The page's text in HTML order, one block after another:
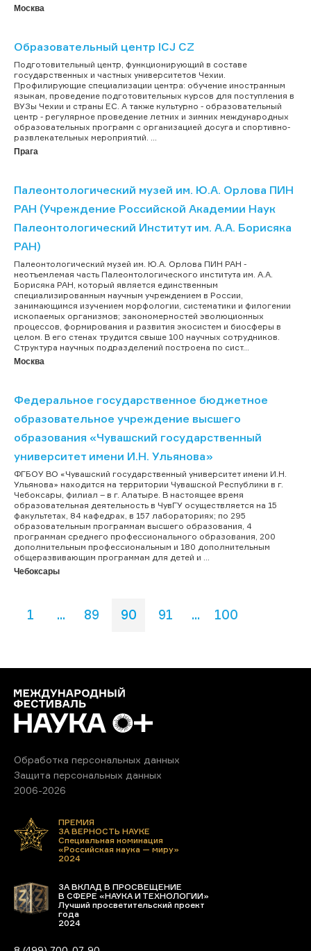
Москва
Образовательный центр ICJ CZ
Подготовительный центр, функционирующий в составе
государственных и частных университетов Чехии.
Профилирующие специализации центра: обучение иностранным
языкам, проведение подготовительных курсов для поступления в
ВУЗы Чехии и страны ЕС. А также культурно - образовательный
центр - регулярное проведение летних и зимних международных
образовательных программ с организацией досуга и спортивно-
развлекательных мероприятий. ...
Прага
Палеонтологический музей им. Ю.А. Орлова ПИН
РАН (Учреждение Российской Академии Наук
Палеонтологический Институт им. А.А. Борисяка
РАН)
Палеонтологический музей им. Ю.А. Орлова ПИН РАН -
неотъемлемая часть Палеонтологического института им. А.А.
Борисяка РАН, который является единственным
специализированным научным учреждением в России,
занимающимся изучением морфологии, систематики и филогении
ископаемых организмов; закономерностей эволюционных
процессов, формирования и развития экосистем и биосферы в
целом. В его стенах трудится свыше 100 научных сотрудников.
Структура научных подразделений построена по сист...
Москва
Федеральное государственное бюджетное
образовательное учреждение высшего
образования «Чувашский государственный
университет имени И.Н. Ульянова»
ФГБОУ ВО «Чувашский государственный университет имени И.Н.
Ульянова» находится на территории Чувашской Республики в г.
Чебоксары, филиал – в г. Алатыре. В настоящее время
образовательная деятельность в ЧувГУ осуществляется на 15
факультетах, 84 кафедрах, в 157 лабораториях; по 295
образовательным программам высшего образования, 4
программам среднего профессионального образования, 200
дополнительным профессиональным и 180 дополнительным
общеразвивающим программам для детей и ...
Чебоксары
1 ... 89 90 91 ... 100
Обработка персональных данных
Защита персональных данных
2006-2026
ПРЕМИЯ
ЗА ВЕРНОСТЬ НАУКЕ
Специальная номинация
«Российская наука — миру»
2024
ЗА ВКЛАД В ПРОСВЕЩЕНИЕ
В СФЕРЕ «НАУКА И ТЕХНОЛОГИИ»
Лучший просветительский проект
года
2024